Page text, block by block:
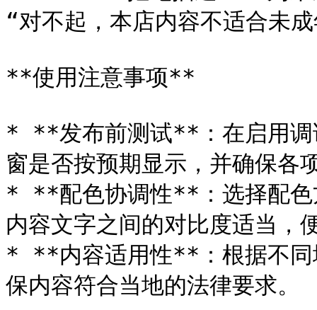
“对不起，本店内容不适合未
**使用注意事项**
* **发布前测试**：在启用调
窗是否按预期显示，并确保各
* **配色协调性**：选择配色
内容文字之间的对比度适当，
* **内容适用性**：根据不同
保内容符合当地的法律要求。